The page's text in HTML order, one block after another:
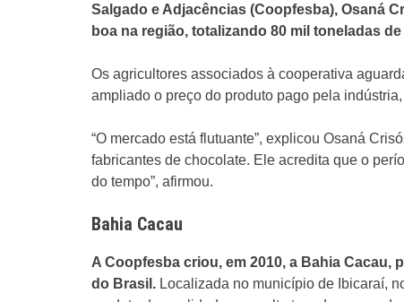
Salgado e Adjacências (Coopfesba), Osaná
boa na região, totalizando 80 mil toneladas
Os agricultores associados à cooperativa
ampliado o preço do produto pago pela
“O mercado está flutuante”, explicou Osaná
fabricantes de chocolate. Ele acredita que o
do tempo”, afirmou.
Bahia Cacau
A Coopfesba criou, em 2010, a Bahia
do Brasil. Localizada no município de Ibicaraí,